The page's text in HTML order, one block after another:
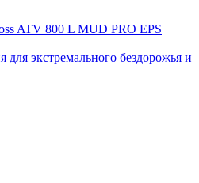
ATV 800 L MUD PRO EPS
для экстремального бездорожья и